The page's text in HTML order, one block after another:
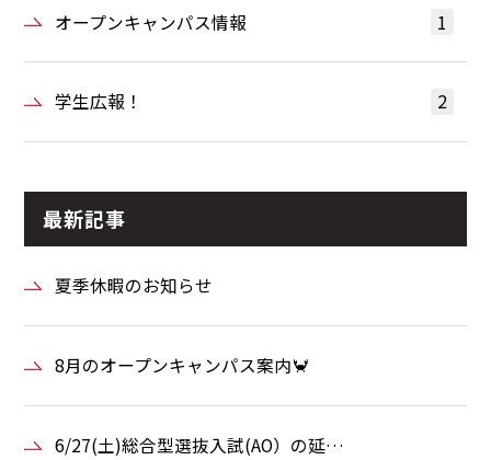
オープンキャンパス情報 1
学生広報！ 2
最新記事
夏季休暇のお知らせ
8月のオープンキャンパス案内🦀
6/27(土)総合型選抜入試(AO）の延…